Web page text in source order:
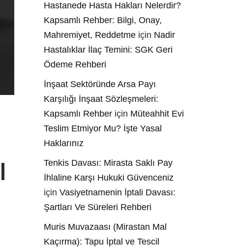
Hastanede Hasta Hakları Nelerdir?
Kapsamlı Rehber: Bilgi, Onay,
Mahremiyet, Reddetme için Nadir
Hastalıklar İlaç Temini: SGK Geri
Ödeme Rehberi
İnşaat Sektöründe Arsa Payı
Karşılığı İnşaat Sözleşmeleri:
Kapsamlı Rehber için Müteahhit Evi
Teslim Etmiyor Mu? İşte Yasal
Haklarınız
Tenkis Davası: Mirasta Saklı Pay
İhlaline Karşı Hukuki Güvenceniz
için Vasiyetnamenin İptali Davası:
Şartları Ve Süreleri Rehberi
Muris Muvazaası (Mirastan Mal
Kaçırma): Tapu İptal ve Tescil